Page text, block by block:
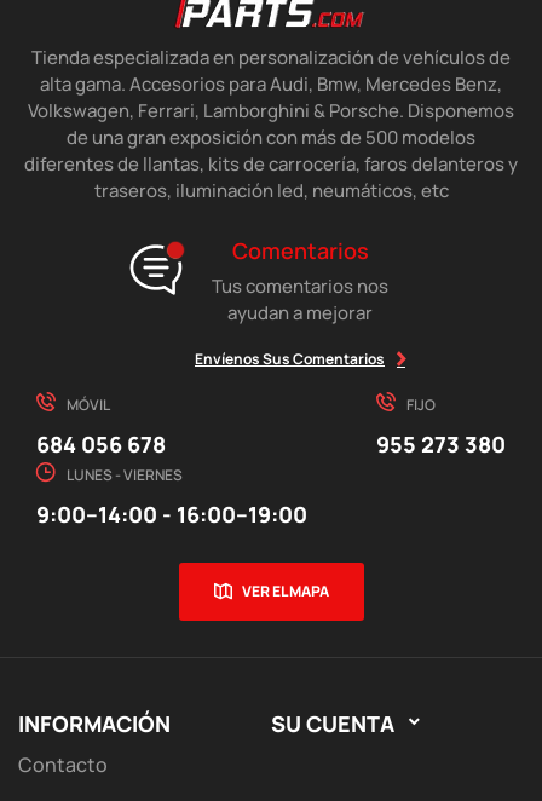
Tienda especializada en personalización de vehículos de
alta gama. Accesorios para Audi, Bmw, Mercedes Benz,
Volkswagen, Ferrari, Lamborghini & Porsche. Disponemos
de una gran exposición con más de 500 modelos
diferentes de llantas, kits de carrocería, faros delanteros y
traseros, iluminación led, neumáticos, etc
Comentarios
Tus comentarios nos
ayudan a mejorar
Envíenos Sus Comentarios
MÓVIL
684 056 678
FIJO
955 273 380
LUNES - VIERNES
9:00–14:00 - 16:00–19:00
VER EL MAPA
INFORMACIÓN
Contacto
SU CUENTA 